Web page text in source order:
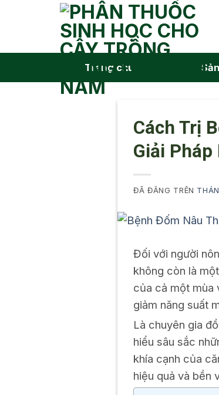
Trang chủ
Cách Trị
Giải
ĐÃ ĐĂNG TRÊN
Đối với người
không còn là
của cả một mùa
giảm năng suất
Là chuyên gia
hiểu sâu sắc
khía cạnh của
hiệu quả và bền